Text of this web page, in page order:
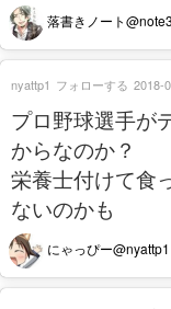
落書きノート
プロ野球選手が
からなのか？
栄養士付けて食
ないのかも
にゃっぴー@nyattp1
nyattp1 フォローする 2018-